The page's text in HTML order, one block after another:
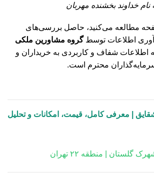
نام خداوند بخشنده مهربان
مطالعه می‌کنید، حاصل بررسی‌های
اطلاعات توسطگروه مشاورین ملکی
اطلاعات شفاف و کاربردی به خریداران و
محترم است.
| معرفی کامل، قیمت، امکانات و تحلیل
گلستان | منطقه ۲۲ تهران